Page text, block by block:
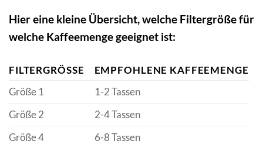
Hier eine kleine Übersicht, welche Filtergröße für
welche Kaffeemenge geeignet ist:
FILTERGRÖSSE
EMPFOHLENE KAFFEEMENGE
Größe 1
1-2 Tassen
Größe 2
2-4 Tassen
Größe 4
6-8 Tassen